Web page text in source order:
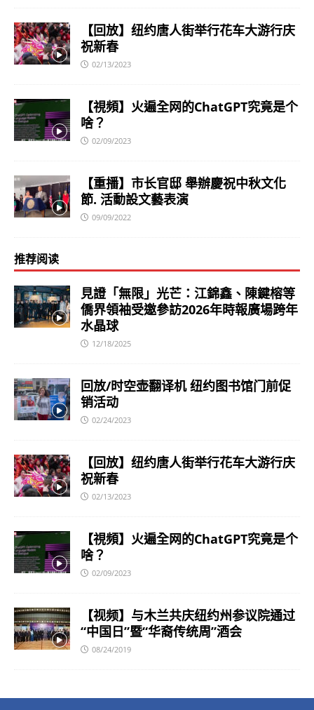
【回放】纽约唐人街举行花车大游行庆
祝新春
02/13/2023
【視頻】火遍全网的ChatGPT究竟是个
啥？
02/09/2023
【重播】市长官邸 舉辦慶祝中秋文化
節. 活動設文藝表演
09/09/2022
推荐阅读
見證「無限」光芒：江錦鑫、陳鍵榕等
僑界領袖受邀參訪2026年時報廣場跨年
水晶球
12/18/2025
回放/时空壶翻译机 纽约图书馆门前促
销活动
02/24/2023
【回放】纽约唐人街举行花车大游行庆
祝新春
02/13/2023
【視頻】火遍全网的ChatGPT究竟是个
啥？
02/09/2023
【视频】与木兰共庆纽约州参议院通过
“中国日”暨“华裔传统周”酒会
08/24/2019